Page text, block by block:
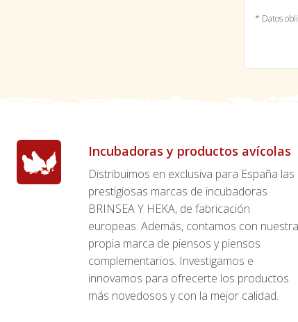
* Datos
Incubadoras y productos avícolas
Distribuimos en exclusiva para España las
prestigiosas marcas de incubadoras
BRINSEA Y HEKA, de fabricación
europeas. Además, contamos con nuestra
propia marca de piensos y piensos
complementarios. Investigamos e
innovamos para ofrecerte los productos
más novedosos y con la mejor calidad.